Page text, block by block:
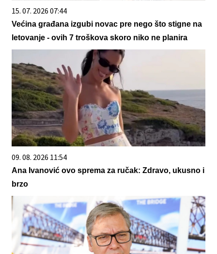
15. 07. 2026 07:44
Većina građana izgubi novac pre nego što stigne na
letovanje - ovih 7 troškova skoro niko ne planira
09. 08. 2026 11:54
Ana Ivanović ovo sprema za ručak: Zdravo, ukusno i
brzo